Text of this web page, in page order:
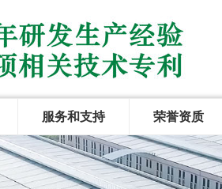
服务和支持 荣誉资质